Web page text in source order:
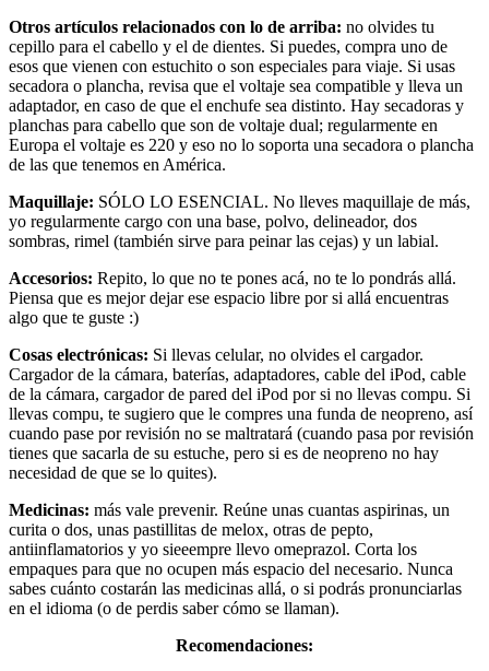
Otros artículos relacionados con lo de arriba: no olvides tu
cepillo para el cabello y el de dientes. Si puedes, compra uno de
esos que vienen con estuchito o son especiales para viaje. Si usas
secadora o plancha, revisa que el voltaje sea compatible y lleva un
adaptador, en caso de que el enchufe sea distinto. Hay secadoras y
planchas para cabello que son de voltaje dual; regularmente en
Europa el voltaje es 220 y eso no lo soporta una secadora o plancha
de las que tenemos en América.
Maquillaje: SÓLO LO ESENCIAL. No lleves maquillaje de más,
yo regularmente cargo con una base, polvo, delineador, dos
sombras, rimel (también sirve para peinar las cejas) y un labial.
Accesorios: Repito, lo que no te pones acá, no te lo pondrás allá.
Piensa que es mejor dejar ese espacio libre por si allá encuentras
algo que te guste :)
Cosas electrónicas: Si llevas celular, no olvides el cargador.
Cargador de la cámara, baterías, adaptadores, cable del iPod, cable
de la cámara, cargador de pared del iPod por si no llevas compu. Si
llevas compu, te sugiero que le compres una funda de neopreno, así
cuando pase por revisión no se maltratará (cuando pasa por revisión
tienes que sacarla de su estuche, pero si es de neopreno no hay
necesidad de que se lo quites).
Medicinas: más vale prevenir. Reúne unas cuantas aspirinas, un
curita o dos, unas pastillitas de melox, otras de pepto,
antiinflamatorios y yo sieeempre llevo omeprazol. Corta los
empaques para que no ocupen más espacio del necesario. Nunca
sabes cuánto costarán las medicinas allá, o si podrás pronunciarlas
en el idioma (o de perdis saber cómo se llaman).
Recomendaciones: